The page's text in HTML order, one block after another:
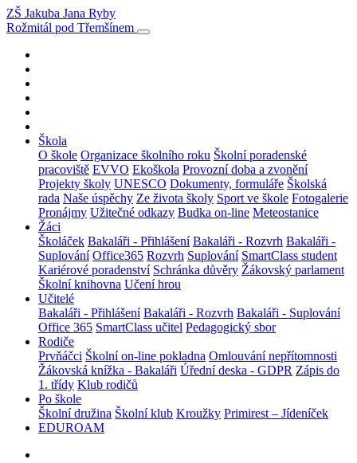
ZŠ Jakuba Jana Ryby
Rožmitál pod Třemšínem
Škola
O škole Organizace školního roku Školní poradenské
pracoviště EVVO Ekoškola Provozní doba a zvonění
Projekty školy UNESCO Dokumenty, formuláře Školská
rada Naše úspěchy Ze života školy Sport ve škole Fotogalerie
Pronájmy Užitečné odkazy Budka on-line Meteostanice
Žáci
Školáček Bakaláři - Přihlášení Bakaláři - Rozvrh Bakaláři -
Suplování Office365 Rozvrh Suplování SmartClass student
Kariérové poradenství Schránka důvěry Žákovský parlament
Školní knihovna Učení hrou
Učitelé
Bakaláři - Přihlášení Bakaláři - Rozvrh Bakaláři - Suplování
Office 365 SmartClass učitel Pedagogický sbor
Rodiče
Prvňáčci Školní on-line pokladna Omlouvání nepřítomnosti
Žákovská knížka - Bakaláři Úřední deska - GDPR Zápis do
1. třídy Klub rodičů
Po škole
Školní družina Školní klub Kroužky Primirest – Jídeníček
EDUROAM